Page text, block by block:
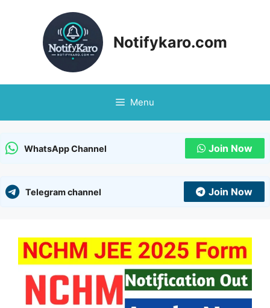
Notifykaro.com
Menu
WhatsApp Channel Join Now
Telegram channel Join Now